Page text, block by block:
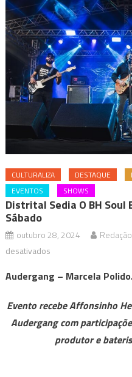
CULTURALIZA DESTAQUE
EVENTOS
SHOWS
Distrital Sedia O BH
Sábado
outubro 28, 2024
desativadosem
sedia
BH
Soul
Blues
Audergang – Marcela
Evento recebe Affonsinho
Audergang com
produtor e